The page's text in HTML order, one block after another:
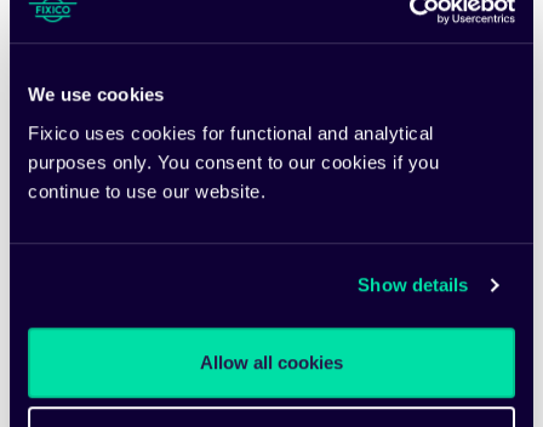
We use cookies
Fixico uses cookies for functional and analytical
purposes only. You consent to our cookies if you
continue to use our website.
Show details
Allow all cookies
Veuillez vérifier votre demande
Nous prenons votre confidentialité en
considération. Fixico peut utiliser vos
pertinents, des mises à jour de produits et/ou